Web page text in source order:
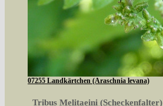
07255 Landkärtchen (Araschnia levana)
Tribus Melitaeini (Scheckenfalter)